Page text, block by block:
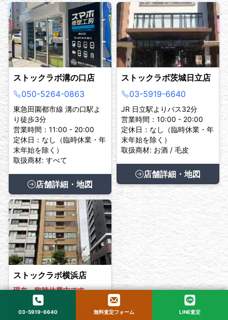
ストックラボ溝の口店
050-5264-0863
東急田園都市線 溝の口駅よ
り徒歩3分
営業時間：11:00 - 20:00
定休日：なし（臨時休業・年
末年始を除く）
取扱商材: すべて
店舗詳細・地図
ストックラボ茨城日立店
03-5919-6640
JR 日立駅よりバス32分
営業時間：10:00 - 20:00
定休日：なし（臨時休業・年
末年始を除く）
取扱商材: お酒 / 毛皮
店舗詳細・地図
ストックラボ横浜店
現在、臨時休業中です。
店舗詳細・地図
03-5919-6640 無料査定フォーム LINE査定